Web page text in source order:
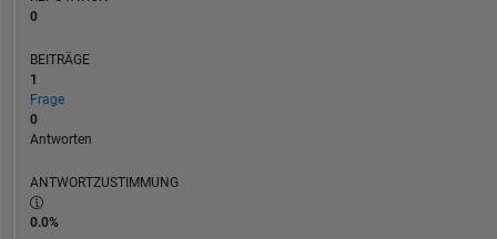
0
BEITRÄGE
1
Frage
0
Antworten
ANTWORTZUSTIMMUNG
0.0%